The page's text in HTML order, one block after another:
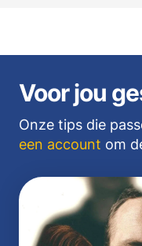
Voor jou
Onze tips die
een account om